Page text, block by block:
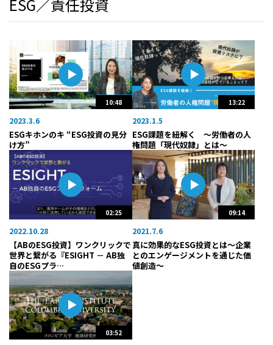
ESG／責任投資
10:48
2023.3.6
ESGキホンのキ “ESG投資の見分
け方”
13:22
2023.1.5
ESG課題を紐解く 〜労働者の人
権問題「現代奴隷」とは〜
02:25
2022.10.28
【ABのESG投資】ワンクリックで
世界と繋がる『ESIGHT － AB独
自のESGプラ…
09:14
2021.7.6
真に効果的なESG投資とは〜企業
とのエンゲージメントを通じた価
値創造〜
03:52